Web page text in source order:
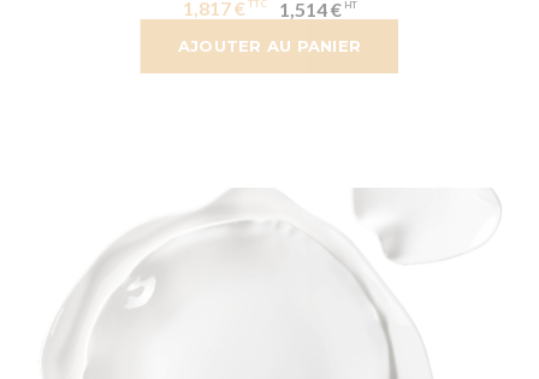
AJOUTER AU PANIER
1,817 € 1,514 €